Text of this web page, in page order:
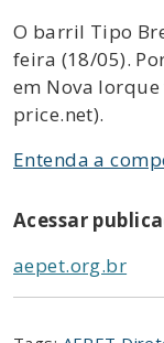
O barril Tipo
feira (18/05).
em Nova
price.net).
Entenda a
Acessar
aepet.org.br